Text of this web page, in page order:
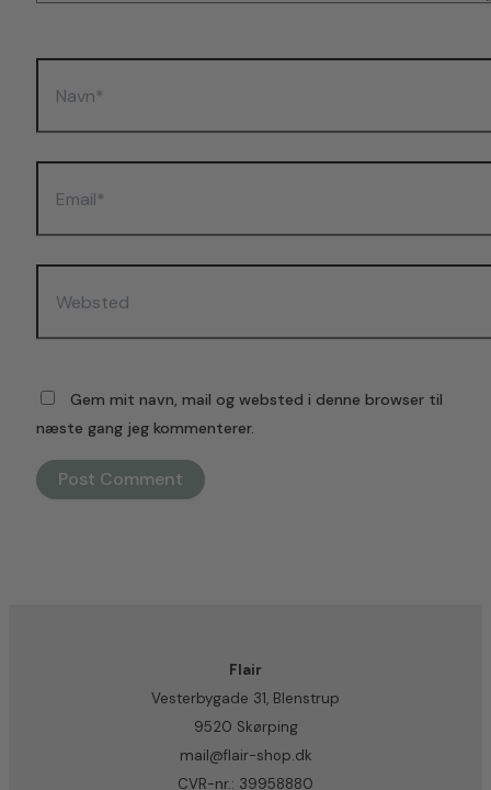
Gem mit navn, mail og websted i denne browser til
næste gang jeg kommenterer.
Flair
Vesterbygade 31, Blenstrup
9520 Skørping
mail@flair-shop.dk
CVR-nr.: 39958880